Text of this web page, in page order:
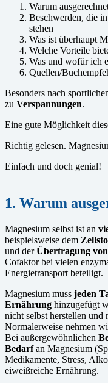
Warum
Beschwerden, die
stehen
Was ist überhaupt
Welche Vorteile
Was und wofür ich
Quellen/
Besonders nach
zu Verspannungen.
Eine gute Möglichkeit
Richtig gelesen.
Einfach und doch genial!
1. Warum
Magnesium selbst ist an
beispielsweise dem
und derÜbertragung
Cofaktor bei vielen
Energietransport beteiligt.
Magnesium muss jeden
Ernährung hinzugefügt
nicht selbst herstellen und
Normalerweise nehmen
Bei außergewöhnlichen
Bedarfan Magnesium
Medikamente, Stress,
eiweißreiche Ernährung.